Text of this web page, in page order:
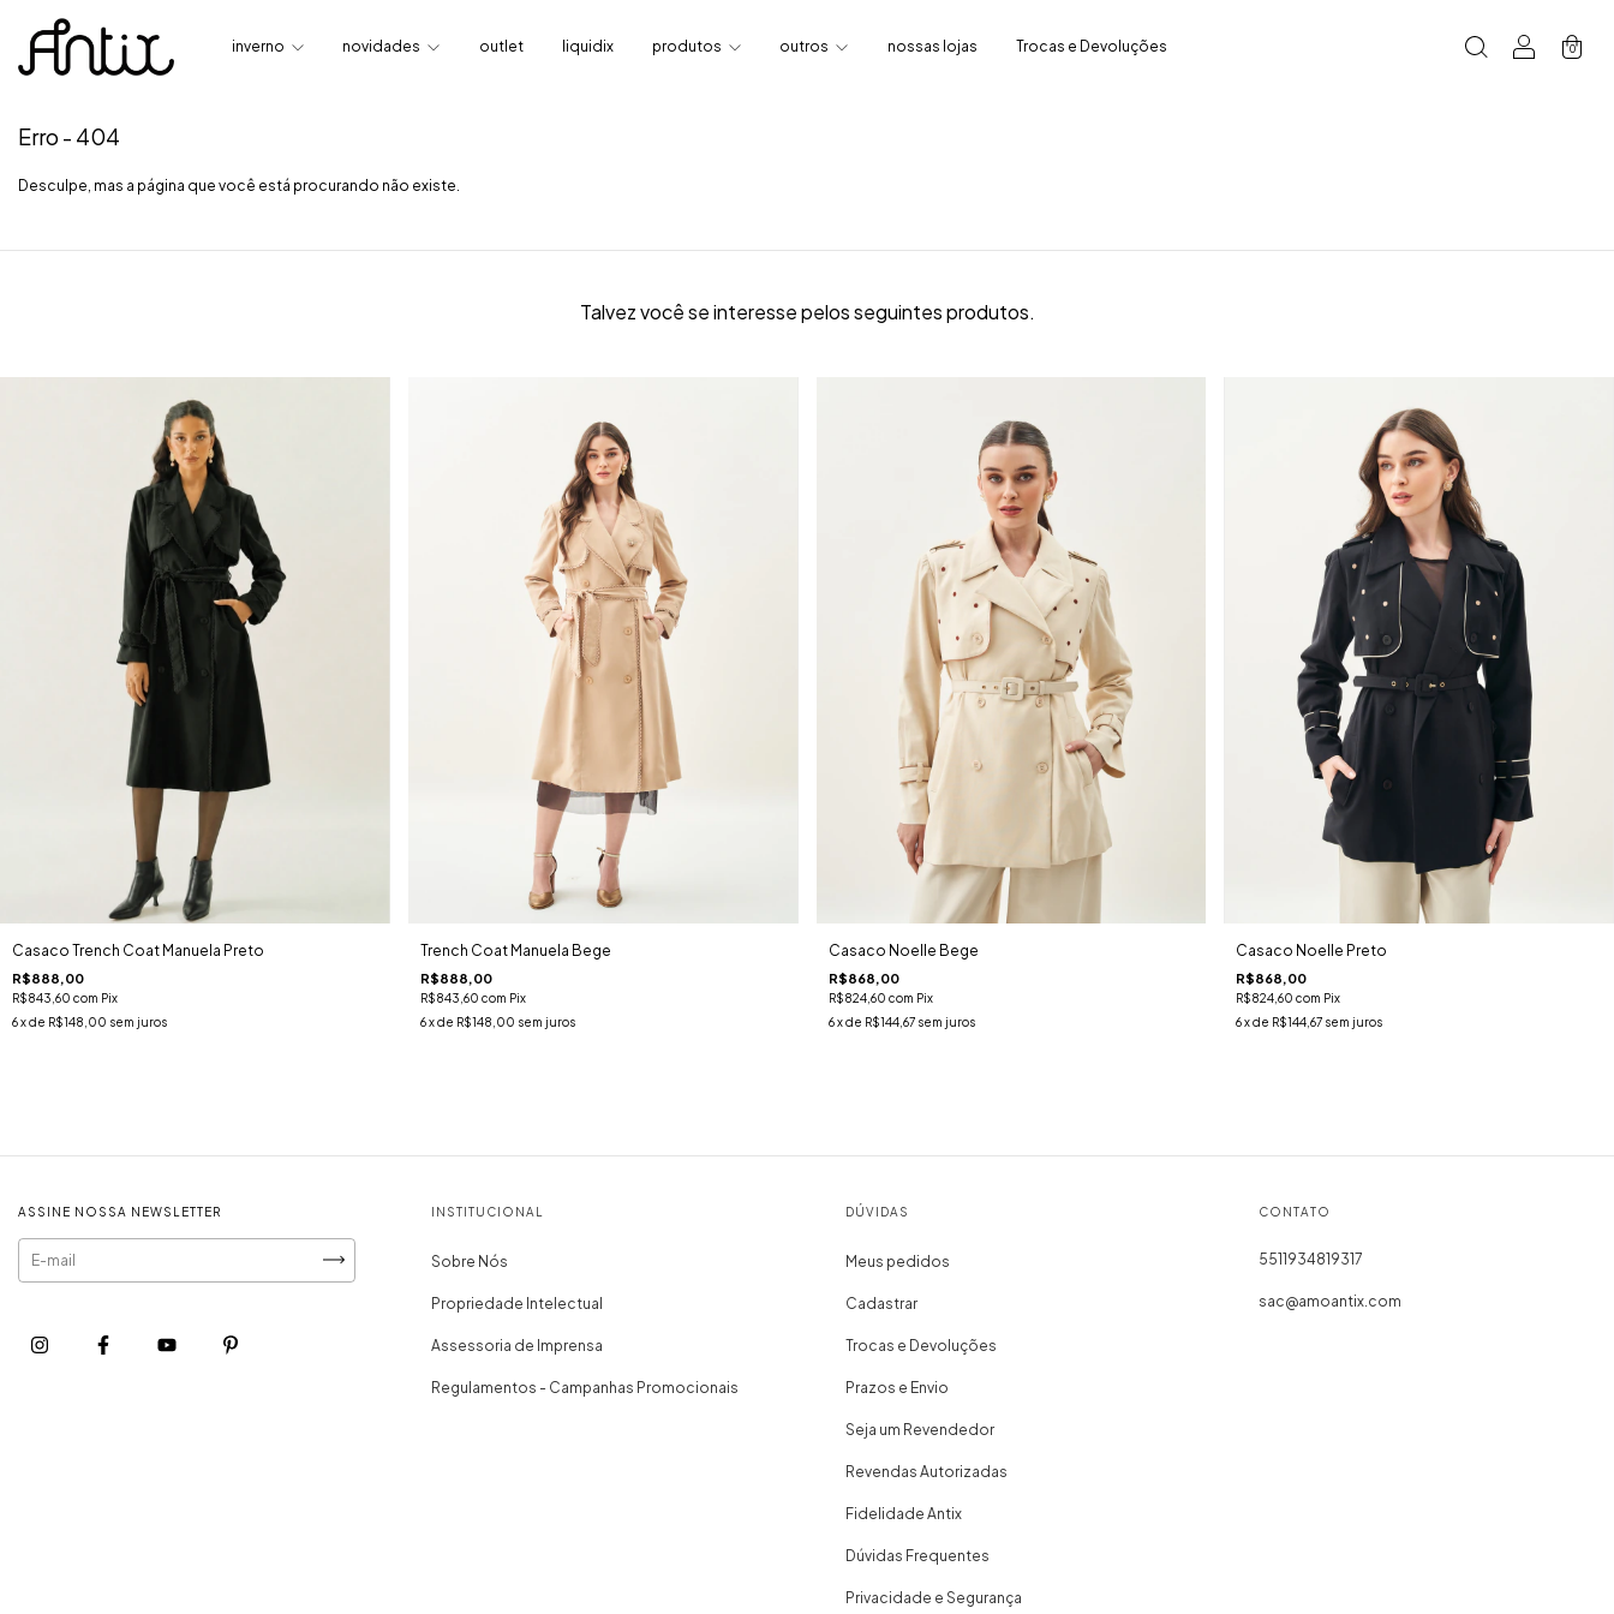
inverno novidades outlet liquidix produtos outros nossas lojas Trocas e Devoluções 0
Erro - 404
Desculpe, mas a página que você está procurando não existe.
Talvez você se interesse pelos seguintes produtos.
Casaco Trench Coat Manuela Preto
R$888,00
R$843,60 com Pix
6x de R$148,00 sem juros
Trench Coat Manuela Bege
R$888,00
R$843,60 com Pix
6x de R$148,00 sem juros
Casaco Noelle Bege
R$868,00
R$824,60 com Pix
6 x de R$144,67 sem juros
Casaco Noelle Preto
R$868,00
R$824,60com Pix
6x de R$144,67 sem juros
ASSINE NOSSA NEWSLETTER INSTITUCIONAL
Sobre Nós
Propriedade Intelectual
Assessoria de Imprensa
Regulamentos - Campanhas Promocionais
DÚVIDAS
Meus pedidos
Cadastrar
Trocas e Devoluções
Prazos e Envio
Seja um Revendedor
Revendas Autorizadas
Fidelidade Antix
Dúvidas Frequentes
Privacidade e Segurança
CONTATO
5511934819317
sac@amoantix.com